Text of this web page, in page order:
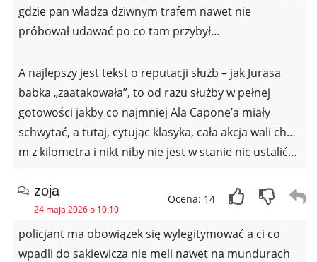
gdzie pan władza dziwnym trafem nawet nie
próbował udawać po co tam przybył…
A najlepszy jest tekst o reputacji służb – jak Jurasa
babka „zaatakowała”, to od razu służby w pełnej
gotowości jakby co najmniej Ala Capone’a miały
schwytać, a tutaj, cytując klasyka, cała akcja wali ch…
m z kilometra i nikt niby nie jest w stanie nic ustalić…
zoja
24 maja 2026 o 10:10
Ocena: 14
policjant ma obowiązek się wylegitymować a ci co
wpadli do sakiewicza nie meli nawet na mundurach